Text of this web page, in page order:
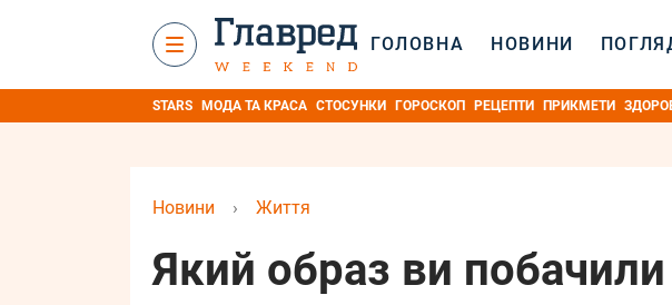
ГОЛОВНА НОВИНИ
STARS МОДА ТА КРАСА СТОСУНКИ ГОРОСКОП РЕЦЕПТИ ПРИКМЕТИ
Новини › Життя
Який образ ви